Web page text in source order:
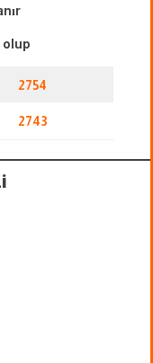
2754
2743